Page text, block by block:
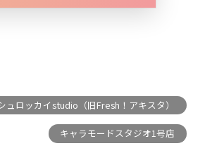
ュロッカイstudio（旧Fresh！アキスタ）
キャラモードスタジオ1号店